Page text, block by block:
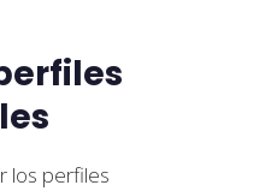
los perfiles